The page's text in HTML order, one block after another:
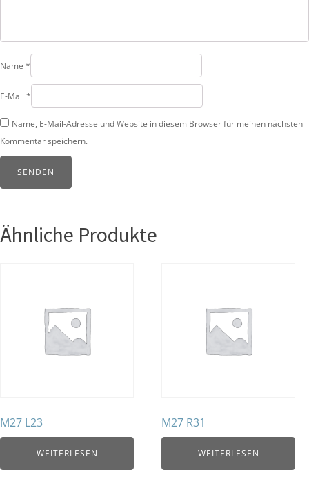
Name *
E-Mail *
Name, E-Mail-Adresse und Website in diesem Browser für meinen nächsten
Kommentar speichern.
Ähnliche Produkte
M27 L23
WEITERLESEN
M27 R31
WEITERLESEN